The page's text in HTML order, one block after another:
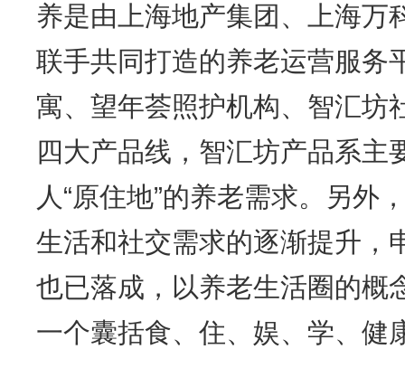
养是由上海地产集团、上海万
联手共同打造的养老运营服务
寓、望年荟照护机构、智汇坊
四大产品线，智汇坊产品系主
人“原住地”的养老需求。另外
生活和社交需求的逐渐提升，
也已落成，以养老生活圈的概
一个囊括食、住、娱、学、健